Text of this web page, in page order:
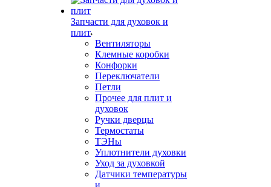
Запчасти для духовок и
плит
Вентиляторы
Клемные коробки
Конфорки
Переключатели
Петли
Прочее для плит и
духовок
Ручки дверцы
Термостаты
ТЭНы
Уплотнители духовки
Уход за духовкой
Датчики температуры
и